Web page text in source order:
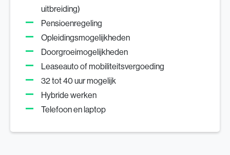
uitbreiding)
Pensioenregeling
Opleidingsmogelijkheden
Doorgroeimogelijkheden
Leaseauto of mobiliteitsvergoeding
32 tot 40 uur mogelijk
Hybride werken
Telefoon en laptop